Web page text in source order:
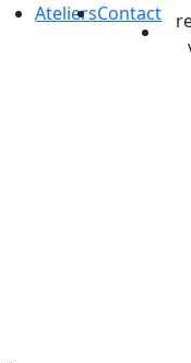
AteliersContact